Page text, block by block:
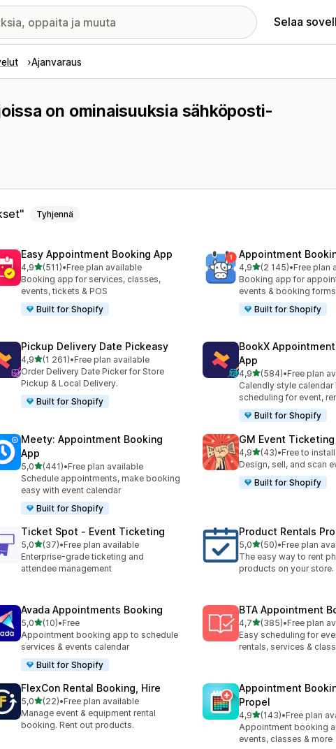
Selaa
Ajanvaraus
on ominaisuuksia sähköposti-
Tyhjennä
Easy Appointment Booking App
4,9/ 5 tähteä
(511)
511 arvostelua yhteensä
•Free plan available
Booking app for services, classes,
events, tickets & POS
Built for Shopify
Appointment
4,9/ 5 tähteä
(2 145)
2145 arvostelua
•Free plan
Booking app for
events & booking
Built for Shopify
Pickup Delivery Date Pickeasy
4,9/ 5 tähteä
(1 261)
1261 arvostelua yhteensä
•Free plan available
Order Delivery Date Picker for Store
Pickup & Local Delivery.
Built for Shopify
BookX
App
4,9/ 5 tähteä
(584)
584 arvostelua
•Free plan
Calendly style
scheduling for event,
Built for Shopify
Meety: Appointment Booking
App
5,0/ 5 tähteä
(441)
441 arvostelua yhteensä
•Free plan available
Schedule appointments, make booking
easy with event calendar
Built for Shopify
GM Event Ticketing
4,9/ 5 tähteä
(43)
43 arvostelua yhteensä
•Free to install
Design, sell, and scan
Built for Shopify
Ticket Spot ‑ Event Ticketing
5,0/ 5 tähteä
(37)
37 arvostelua yhteensä
•Free plan available
Enterprise-grade ticketing and
attendee management
Product Rentals Pro
5,0/ 5 tähteä
(50)
50 arvostelua yhteensä
•Free plan
The easy way to rent
products on your store.
Avada Appointments Booking
5,0/ 5 tähteä
(10)
10 arvostelua yhteensä
•Free
Appointment booking app to schedule
services & events calendar
Built for Shopify
BTA Appointment
4,7/ 5 tähteä
(385)
385 arvostelua
•Free plan
Easy scheduling for
rentals, services &
FlexCon Rental Booking, Hire
5,0/ 5 tähteä
(22)
22 arvostelua yhteensä
•Free plan available
Manage event & equipment rental
booking. Rent out products.
Appointment
Propel
4,9/ 5 tähteä
(143)
143 arvostelua
•Free plan
Appointment booking
events, classes & more